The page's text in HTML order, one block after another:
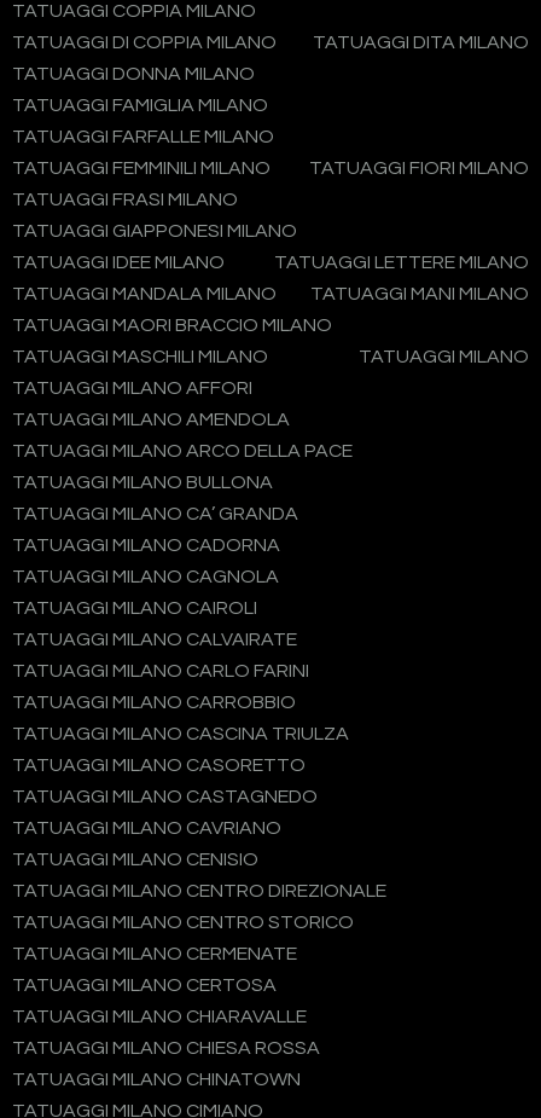
TATUAGGI COPPIA MILANO
TATUAGGI DI COPPIA MILANO
TATUAGGI DITA MILANO
TATUAGGI DONNA MILANO
TATUAGGI FAMIGLIA MILANO
TATUAGGI FARFALLE MILANO
TATUAGGI FEMMINILI MILANO
TATUAGGI FIORI MILANO
TATUAGGI FRASI MILANO
TATUAGGI GIAPPONESI MILANO
TATUAGGI IDEE MILANO
TATUAGGI LETTERE MILANO
TATUAGGI MANDALA MILANO
TATUAGGI MANI MILANO
TATUAGGI MAORI BRACCIO MILANO
TATUAGGI MASCHILI MILANO
TATUAGGI MILANO
TATUAGGI MILANO AFFORI
TATUAGGI MILANO AMENDOLA
TATUAGGI MILANO ARCO DELLA PACE
TATUAGGI MILANO BULLONA
TATUAGGI MILANO CA’ GRANDA
TATUAGGI MILANO CADORNA
TATUAGGI MILANO CAGNOLA
TATUAGGI MILANO CAIROLI
TATUAGGI MILANO CALVAIRATE
TATUAGGI MILANO CARLO FARINI
TATUAGGI MILANO CARROBBIO
TATUAGGI MILANO CASCINA TRIULZA
TATUAGGI MILANO CASORETTO
TATUAGGI MILANO CASTAGNEDO
TATUAGGI MILANO CAVRIANO
TATUAGGI MILANO CENISIO
TATUAGGI MILANO CENTRO DIREZIONALE
TATUAGGI MILANO CENTRO STORICO
TATUAGGI MILANO CERMENATE
TATUAGGI MILANO CERTOSA
TATUAGGI MILANO CHIARAVALLE
TATUAGGI MILANO CHIESA ROSSA
TATUAGGI MILANO CHINATOWN
TATUAGGI MILANO CIMIANO